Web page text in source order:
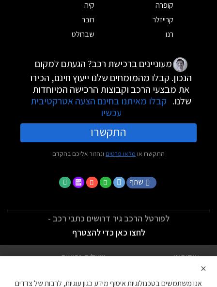
קופרה
קיה
קרייזלר
רובר
רנו
שברולט
מעוניינים ברכישת רכב? הגעתם למקום
הנכון. קבלו מהמומחים שלנו ייעוץ חינם, הכירו
את מבצעי הרכב וקבוצות הרכישה המיוחדות
שלנו. קבלו מאיתנו בחינם הצעה אטרקטיבית
עכשיו
התקשרו
התקשרו או מלאו פרטים ונחזור אליכם בהקדם
שתף
לפורטל הרכב גיר דרושים כתבי רכב -
לחצו כאן כדי להצטרף
אודותינו
שאלות נפוצות
×
אנו משתמשים בטכנולוגיות איסוף מידע כגון עוגיות, לרבות של צדדים